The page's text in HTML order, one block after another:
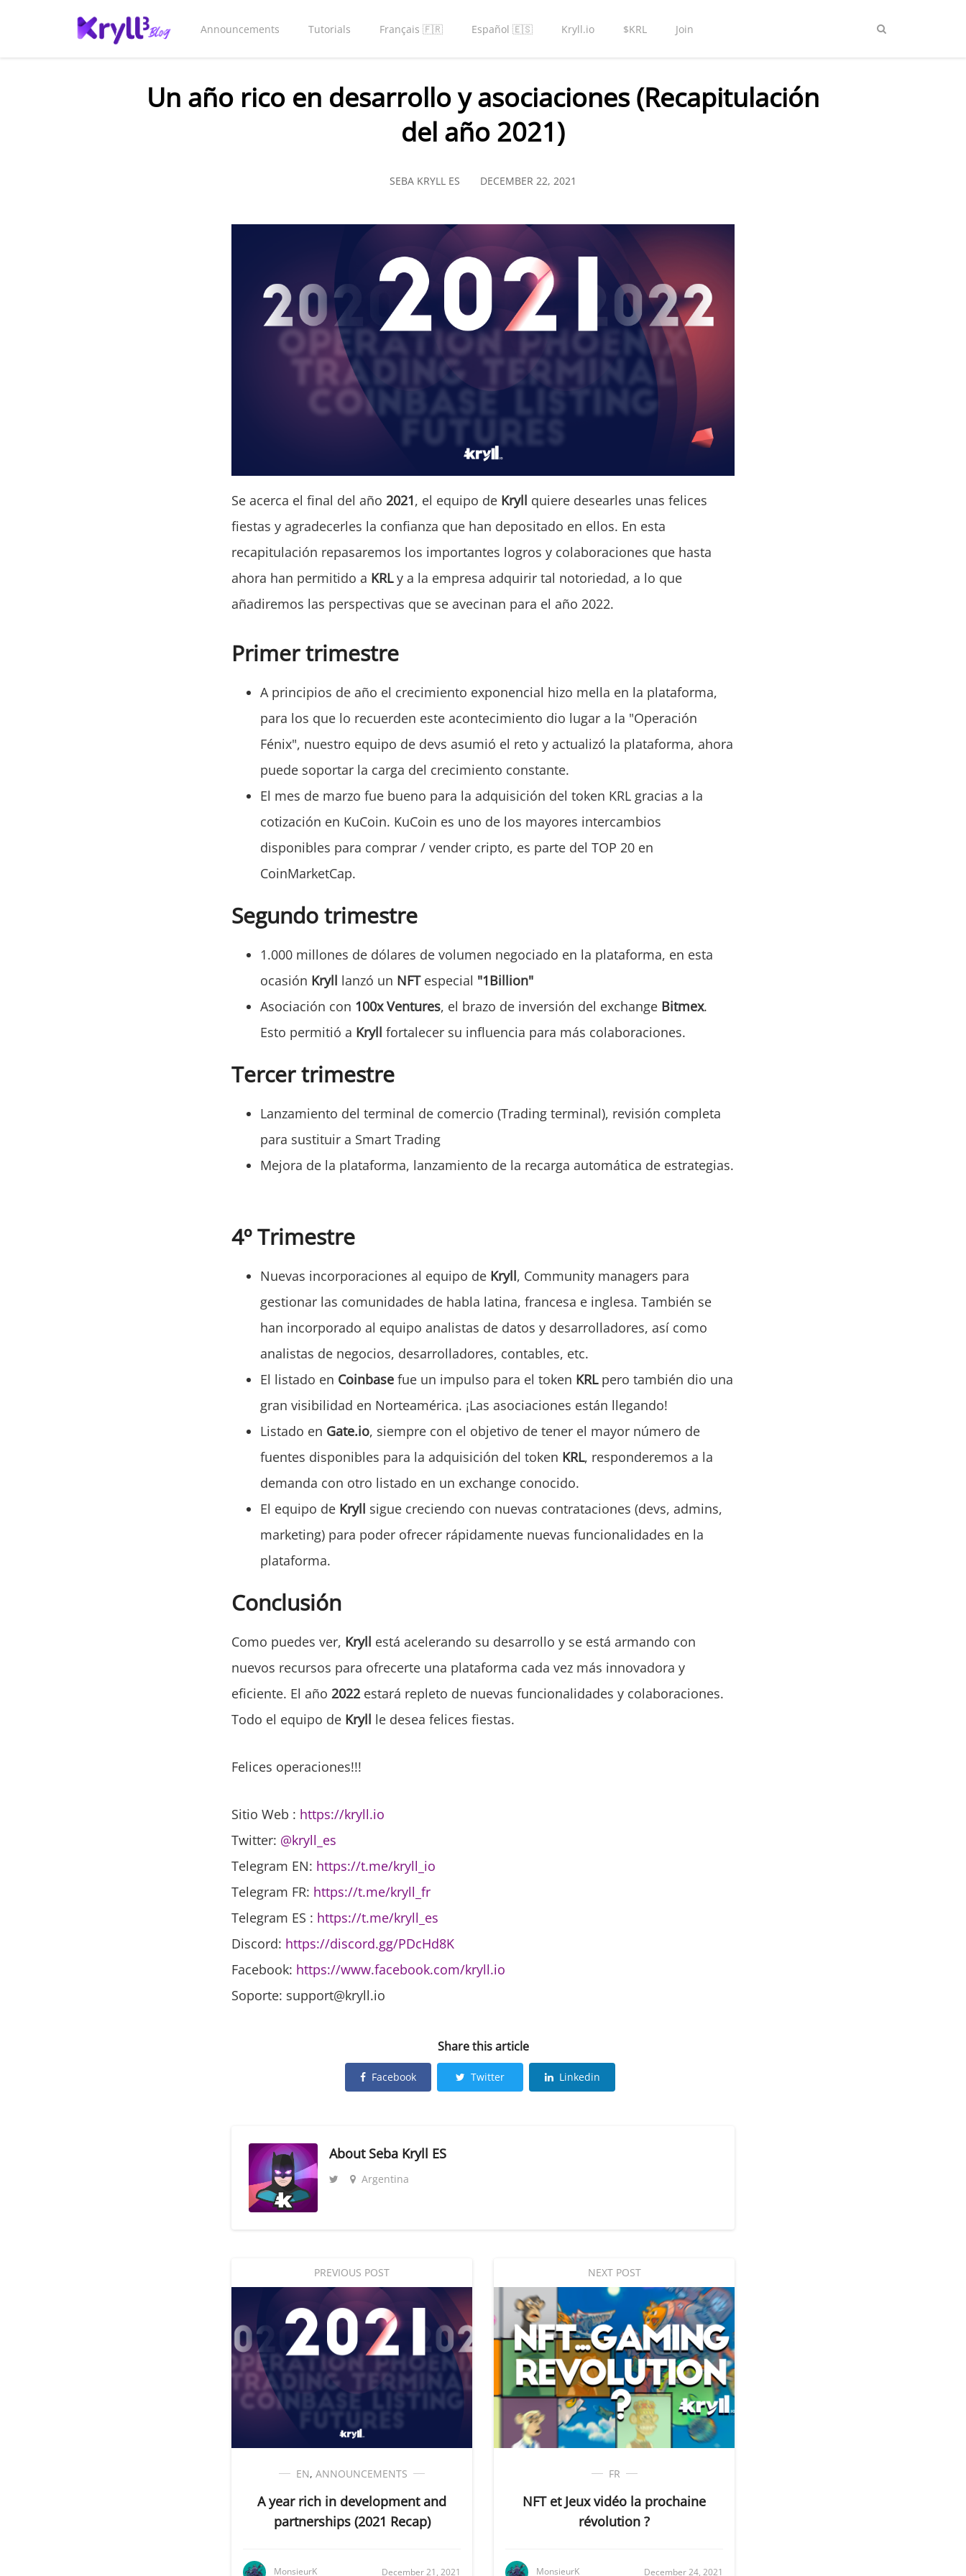
Announcements Tutorials Français 🇫🇷 Español 🇪🇸 Kryll.io $KRL Join
Un año rico en desarrollo y asociaciones (Recapitulación
del año 2021)
SEBA KRYLL ES DECEMBER 22, 2021
Se acerca el final del año 2021, el equipo de Kryll quiere desearles unas felices
fiestas y agradecerles la confianza que han depositado en ellos. En esta
recapitulación repasaremos los importantes logros y colaboraciones que hasta
ahora han permitido a KRLy a la empresa adquirir tal notoriedad, a lo que
añadiremos las perspectivas que se avecinan para el año 2022.
Primer trimestre
A principios de año el crecimiento exponencial hizo mella en la plataforma,
para los que lo recuerden este acontecimiento dio lugar a la "Operación
Fénix", nuestro equipo de devs asumió el reto y actualizó la plataforma, ahora
puede soportar la carga del crecimiento constante.
El mes de marzo fue bueno para la adquisición del token KRL gracias a la
cotización en KuCoin. KuCoin es uno de los mayores intercambios
disponibles para comprar / vender cripto, es parte del TOP 20 en
CoinMarketCap.
Segundo trimestre
1.000 millones de dólares de volumen negociado en la plataforma, en esta
ocasión Kryll lanzó un NFTespecial "1Billion"
Asociación con 100x Ventures, el brazo de inversión del exchange Bitmex.
Esto permitió a Kryll fortalecer su influencia para más colaboraciones.
Tercer trimestre
Lanzamiento del terminal de comercio (Trading terminal), revisión completa
para sustituir a Smart Trading
Mejora de la plataforma, lanzamiento de la recarga automática de estrategias.
4º Trimestre
Nuevas incorporaciones al equipo de Kryll, Community managers para
gestionar las comunidades de habla latina, francesa e inglesa. También se
han incorporado al equipo analistas de datos y desarrolladores, así como
analistas de negocios, desarrolladores, contables, etc.
El listado en Coinbase fue un impulso para el token KRLpero también dio una
gran visibilidad en Norteamérica. ¡Las asociaciones están llegando!
Listado en Gate.io, siempre con el objetivo de tener el mayor número de
fuentes disponibles para la adquisición del token KRL, responderemos a la
demanda con otro listado en un exchange conocido.
El equipo de Kryll sigue creciendo con nuevas contrataciones (devs, admins,
marketing) para poder ofrecer rápidamente nuevas funcionalidades en la
plataforma.
Conclusión
Como puedes ver, Kryll está acelerando su desarrollo y se está armando con
nuevos recursos para ofrecerte una plataforma cada vez más innovadora y
eficiente. El año 2022 estará repleto de nuevas funcionalidades y colaboraciones.
Todo el equipo de Kryll le desea felices fiestas.
Felices operaciones!!!
Sitio Web : https://kryll.io
Twitter: @kryll_es
Telegram EN: https://t.me/kryll_io
Telegram FR: https://t.me/kryll_fr
Telegram ES : https://t.me/kryll_es
Discord: https://discord.gg/PDcHd8K
Facebook: https://www.facebook.com/kryll.io
Soporte: support@kryll.io
Share this article
Facebook Twitter Linkedin
About Seba Kryll ES
Argentina
PREVIOUS POST
EN, ANNOUNCEMENTS
A year rich in development and
partnerships (2021 Recap)
MonsieurK December 21, 2021
NEXT POST
FR
NFT et Jeux vidéo la prochaine
révolution ?
MonsieurK December 24, 2021